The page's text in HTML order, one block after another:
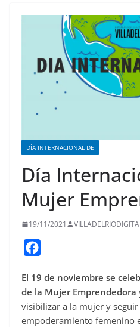
DÍA INTERNACIONAL DE
Día
Mujer
19/11/2021
c
e
El 19 de noviembre se
de la Mujer Emprendedora
visibilizar a la mujer y
empoderamiento femenino